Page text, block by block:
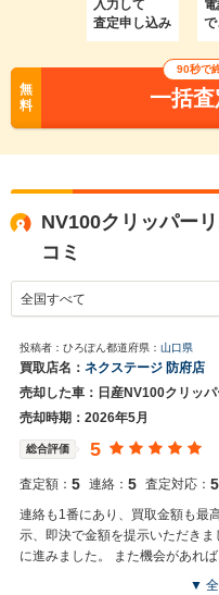
入力して
査定申し込み
で
無
料
90秒で
一括
NV100クリッパー
コミ
投稿者：ひろぽん都道府県： 山口県
買取店名： ネクステージ 防府店
売却した車：日産NV100クリッパ
売却時期：2026年5月
総合評価 5
査定額： 5 連絡： 5 査定対応： 5
連絡も1番にあり、買取金額も最
示、即決で金額を提示いただき
に進みました。 また機会があれ
▼ 全